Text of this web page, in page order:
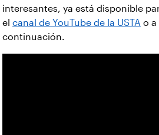
interesantes, ya está disponible
el canal de YouTube de la USTA o a
continuación.